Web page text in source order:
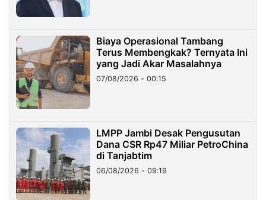
Biaya Operasional Tambang
Terus Membengkak? Ternyata Ini
yang Jadi Akar Masalahnya
07/08/2026 - 00:15
LMPP Jambi Desak Pengusutan
Dana CSR Rp47 Miliar PetroChina
di Tanjabtim
06/08/2026 - 09:19